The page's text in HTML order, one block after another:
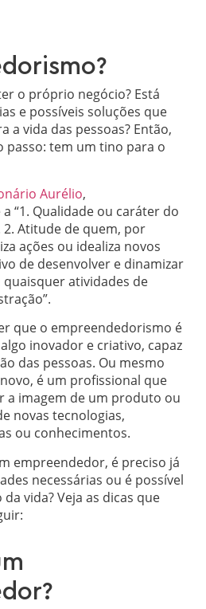
o próprio negócio? Está
e possíveis soluções que
a vida das pessoas? Então,
passo: tem um tino para o
Aurélio,
“1. Qualidade ou caráter do
Atitude de quem, por
ações ou idealiza novos
de desenvolver e dinamizar
atividades de
que o empreendedorismo é
inovador e criativo, capaz
das pessoas. Ou mesmo
é um profissional que
a imagem de um produto ou
novas tecnologias,
ou conhecimentos.
empreendedor, é preciso já
necessárias ou é possível
vida? Veja as dicas que